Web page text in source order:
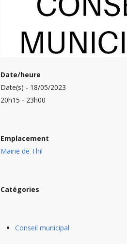
Date/heure
Date(s) - 18/05/2023
20h15 - 23h00
Emplacement
Mairie de Thil
Catégories
Conseil municipal